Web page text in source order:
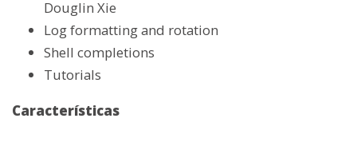
Douglin Xie
Log formatting and rotation
Shell completions
Tutorials
Características